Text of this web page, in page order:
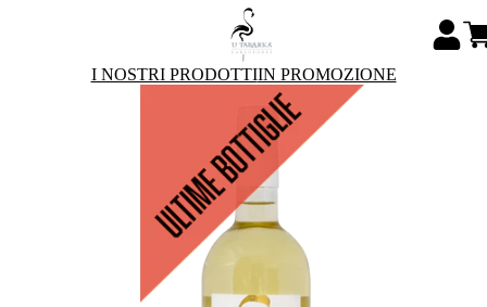
I NOSTRI PRODOTTIIN PROMOZIONE